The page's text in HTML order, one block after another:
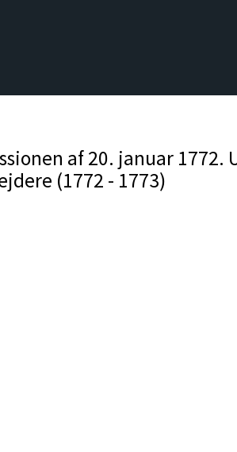
af 20. januar 1772.
(1772 - 1773)